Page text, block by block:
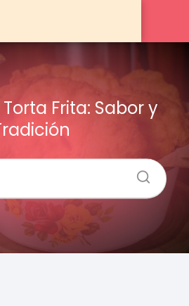
Frita: Sabor y